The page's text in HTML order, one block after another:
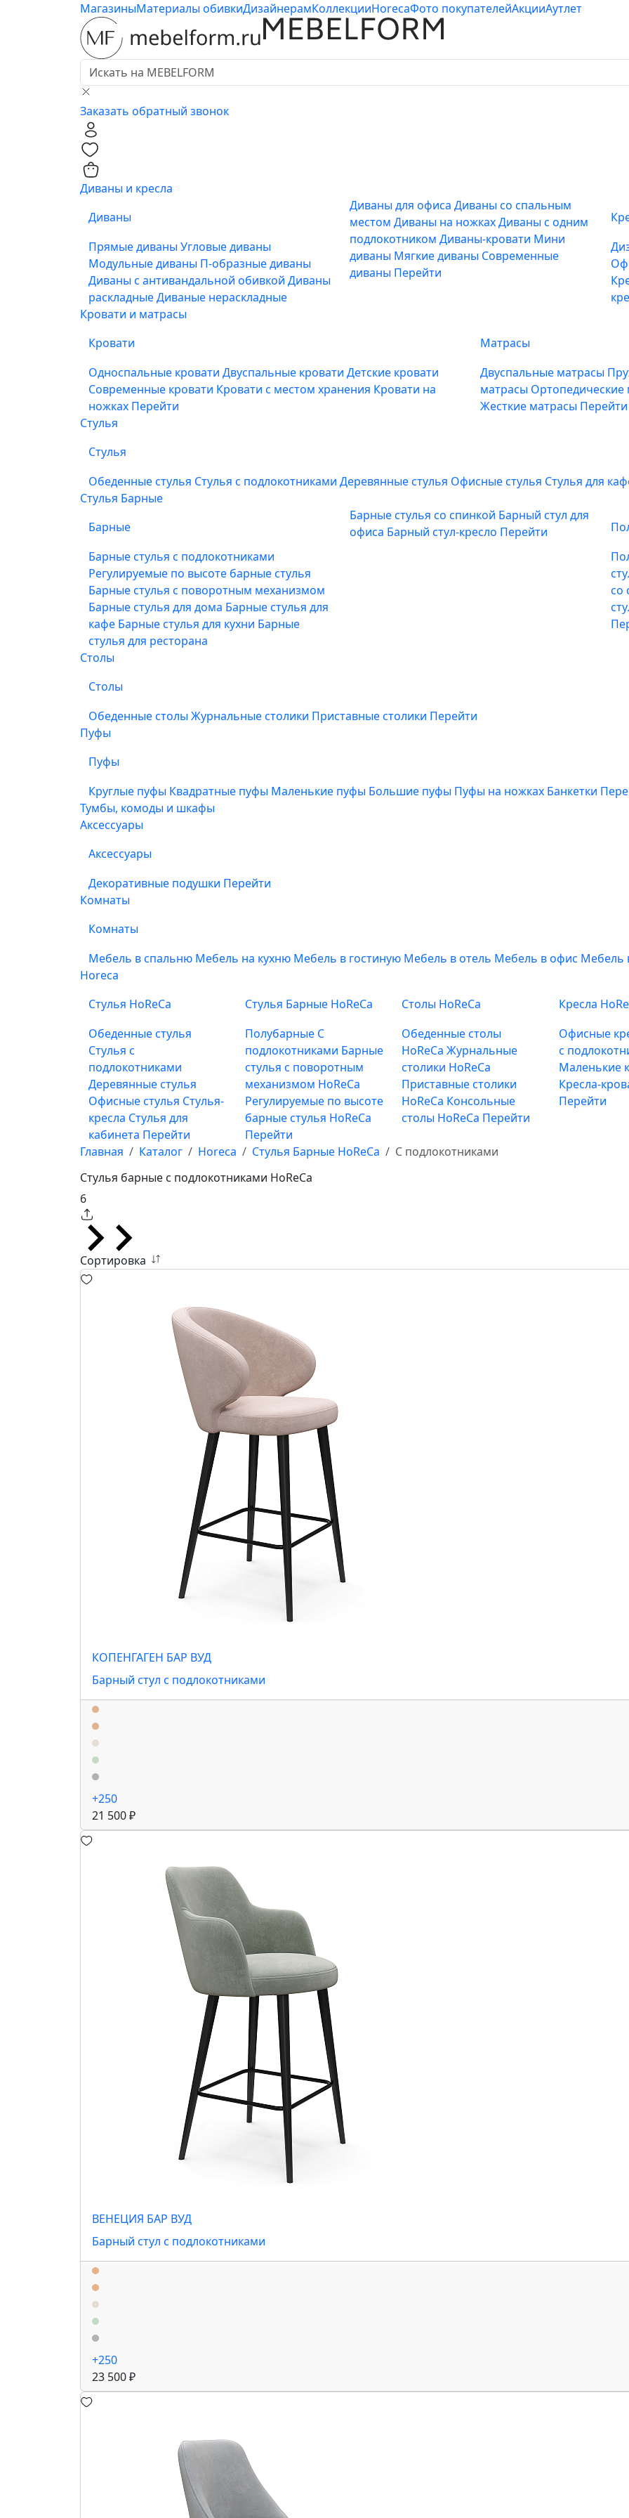
МагазиныМатериалы обивкиДизайнерамКоллекцииHorecaФото покупателейАкцииАутлет
Заказать обратный звонок
Диваны и кресла
Диваны
Прямые диваны Угловые диваны
Модульные диваны П-образные диваны
Диваны с антивандальной обивкой Диваны
раскладныеДиваные нераскладные
Диваны для офиса Диваны со спальным
местом Диваны на ножкахДиваны с одним
подлокотником Диваны-кровати Мини
диваны Мягкие диваны Современные
диваны Перейти
Кровати и матрасы
Кровати
Односпальные кровати Двуспальные кровати Детские кровати
Современные кровати Кровати с местом хранения Кровати на
ножках Перейти
Матрасы
Двуспальные матрасы
матрасы
Жесткие матрасы Перейти
Стулья
Стулья
Обеденные стулья Стулья с подлокотниками Деревянные стулья Офисные стулья Стулья для
Стулья Барные
Барные
Барные стулья с подлокотниками
Регулируемые по высоте барные стулья
Барные стулья с поворотным механизмом
Барные стулья для дома Барные стулья для
кафе Барные стулья для кухни Барные
стулья для ресторана
Барные стулья со спинкой Барный стул для
офиса Барный стул-кресло Перейти
со
Столы
Столы
Обеденные столы Журнальные столики Приставные столики Перейти
Пуфы
Пуфы
Круглые пуфы Квадратные пуфы Маленькие пуфы Большие пуфы Пуфы на ножках Банкетки
Тумбы, комоды и шкафы
Аксессуары
Аксессуары
Декоративные подушки Перейти
Комнаты
Комнаты
Мебель в спальню Мебель на кухню Мебель в гостиную Мебель в отель Мебель в офис Мебель
Horeca
Стулья HoReCa
Обеденные стулья
Стулья с
подлокотниками
Деревянные стулья
Офисные стулья Стулья-
кресла Стулья для
кабинета Перейти
Стулья Барные HoReCa
Полубарные С
подлокотниками Барные
стулья с поворотным
механизмом HoReCa
Регулируемые по высоте
барные стулья HoReCa
Перейти
Столы HoReCa
Обеденные столы
HoReCaЖурнальные
столики HoReCa
Приставные столики
HoReCa Консольные
столы HoReCa Перейти
Кресла
Офисные
с
Маленькие
Кресла-
Перейти
Главная Каталог Horeca Стулья Барные HoReCa
С подлокотниками
Стулья барные с подлокотниками HoReCa
6
Сортировка
КОПЕНГАГЕН БАР ВУД
Барный стул с подлокотниками
+250
21 500 ₽
ВЕНЕЦИЯ БАР ВУД
Барный стул с подлокотниками
+250
23 500 ₽